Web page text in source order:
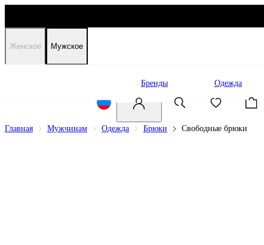
Женское Мужское
Бренды Одежда
Главная Мужчинам Одежда Брюки Свободные брюки